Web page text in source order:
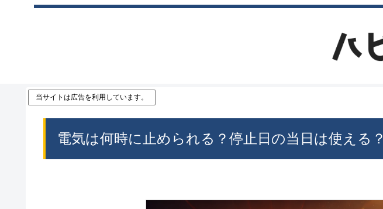
当サイトは広告を利用しています。
電気は何時に止められる？停止日の当日は使える？